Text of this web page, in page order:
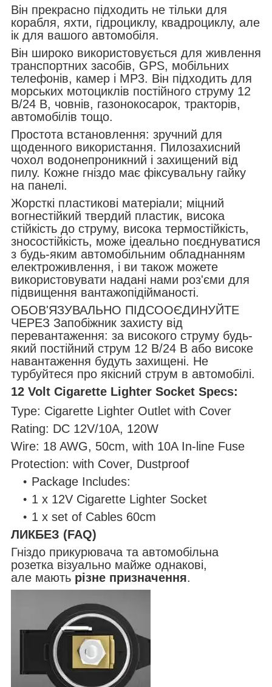
Він прекрасно підходить не тільки для
корабля, яхти, гідроциклу, квадроциклу, але
ік для вашого автомобіля.
Він широко використовується для живлення
транспортних засобів, GPS, мобільних
телефонів, камер і MP3. Він підходить для
морських мотоциклів постійного струму 12
В/24 В, човнів, газонокосарок, тракторів,
автомобілів тощо.
Простота встановлення: зручний для
щоденного використання. Пилозахисний
чохол водонепроникний і захищений від
пилу. Кожне гніздо має фіксувальну гайку
на панелі.
Жорсткі пластикові матеріали; міцний
вогнестійкий твердий пластик, висока
стійкість до струму, висока термостійкість,
зносостійкість, може ідеально поєднуватися
з будь-яким автомобільним обладнанням
електроживлення, і ви також можете
використовувати надані нами роз'єми для
підвищення вантажопідійманості.
ОБОВ'ЯЗУВАЛЬНО ПІДСООЄДИНУЙТЕ
ЧЕРЕЗ Запобіжник захисту від
перевантаження: за високого струму будь-
який постійний струм 12 В/24 В або високе
навантаження будуть захищені. Не
турбуйтеся про якісний струм в автомобілі.
12 Volt Cigarette Lighter Socket Specs:
Type: Cigarette Lighter Outlet with Cover
Rating: DC 12V/10A, 120W
Wire: 18 AWG, 50cm, with 10A In-line Fuse
Protection: with Cover, Dustproof
Package Includes:
1 x 12V Cigarette Lighter Socket
1 x set of Cables 60cm
ЛИКБЕЗ (FAQ)
Гніздо прикурювача та автомобільна
розетка візуально майже однакові,
але мають різне призначення.